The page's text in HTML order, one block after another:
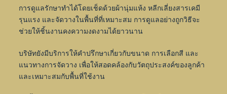
การดูแลรักษาทำได้โดยเช็ดด้วยผ้านุ่มแห้ง หลีกเลี่ยงสารเคมี
รุนแรง และจัดวางในพื้นที่ที่เหมาะสม การดูแลอย่างถูกวิธีจะ
ช่วยให้ชิ้นงานคงความงดงามได้ยาวนาน
บริษัทยังมีบริการให้คำปรึกษาเกี่ยวกับขนาด การเลือกสี และ
แนวทางการจัดวาง เพื่อให้สอดคล้องกับวัตถุประสงค์ของลูกค้า
และเหมาะสมกับพื้นที่ใช้งาน